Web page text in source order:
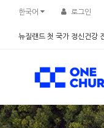
한국어 로그인
뉴질랜드 첫 국가 정신건강